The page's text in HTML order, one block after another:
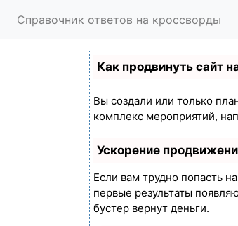
Справочник ответов на кроссворды
Как продвинуть сайт
Вы создали или только
комплекс мероприятий,
Ускорение
Если вам трудно попасть
первые результаты
бустер вернут деньги.